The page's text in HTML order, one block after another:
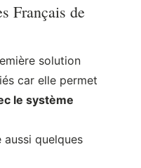
Français de
solution
car elle permet
le système
aussi quelques